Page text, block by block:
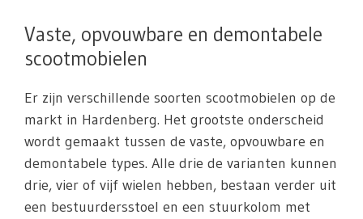
Vaste, opvouwbare en demontabele
scootmobielen
Er zijn verschillende soorten scootmobielen op de
markt in Hardenberg. Het grootste onderscheid
wordt gemaakt tussen de vaste, opvouwbare en
demontabele types. Alle drie de varianten kunnen
drie, vier of vijf wielen hebben, bestaan verder uit
een bestuurdersstoel en een stuurkolom met